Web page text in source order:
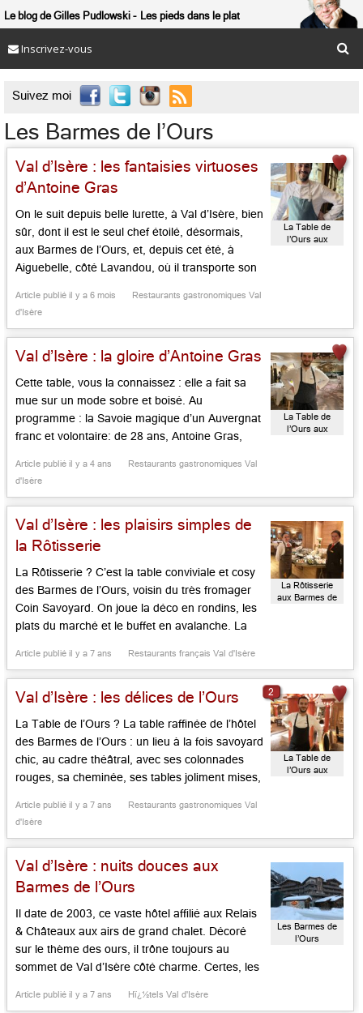
Le blog de Gilles Pudlowski Les pieds dans le plat
Inscrivez-vous
Suivez moi 
Les Barmes de l’Ours
Val d’Isère : les fantaisies virtuoses
d’Antoine Gras
On le suit depuis belle lurette, à Val d’Isère, bien
sûr, dont il est le seul chef étoilé, désormais,
aux Barmes de l’Ours, et, depuis cet été, à
Aiguebelle, côté Lavandou, où il transporte son
virtuose créatif de la station star de la
Article publié il y a 6 mois
Restaurants gastronomiques Val
d'Isère
La Table de
l’Ours aux
Val d’Isère : la gloire d’Antoine Gras
Cette table, vous la connaissez : elle a fait sa
mue sur un mode sobre et boisé. Au
programme : la Savoie magique d’un Auvergnat
franc et volontaire: de 28 ans, Antoine Gras,
Arnaud Donckèle et à la Bouitte avec les
Article publié il y a 4 ans
Restaurants gastronomiques Val
d'Isère
La Table de
l’Ours aux
Val d’Isère : les plaisirs simples de
la Rôtisserie
La Rôtisserie ? C’est la table conviviale et cosy
des Barmes de l’Ours, voisin du très fromager
Coin Savoyard. On joue la déco en rondins, les
plats du marché et le buffet en avalanche. La
soir, pour des choses simples et bonnes dans
une ambiance conviviale. La […]...
Article publié il y a 7 ans Restaurants français Val d'Isère
La Rôtisserie
aux Barmes de
Val d’Isère : les délices de l’Ours
La Table de l’Ours ? La table raffinée de l’hôtel
des Barmes de l’Ours : un lieu à la fois savoyard
chic, au cadre théâtral, avec ses colonnades
rouges, sa cheminée, ses tables joliment mises,
Pinède de Saint-Tropez l’été (le breton
Article publié il y a 7 ans
Restaurants gastronomiques Val
d'Isère
La Table de
l’Ours aux
2
Val d’Isère : nuits douces aux
Barmes de l’Ours
Il date de 2003, ce vaste hôtel affilié aux Relais
& Châteaux aux airs de grand chalet. Décoré
sur le thème des ours, il trône toujours au
sommet de Val d’Isère côté charme. Certes, les
leurs quatre étages aux ambiances différentes
Article publié il y a 7 ans Hï¿½tels Val d'Isère
Les Barmes de
l’Ours